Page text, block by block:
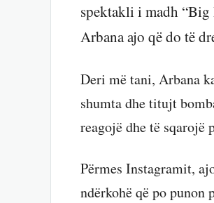
spektakli i madh “Big
Arbana ajo që do të
Deri më tani, Arbana
shumta dhe titujt
reagojë dhe të
Përmes Instagramit,
ndërkohë që po